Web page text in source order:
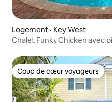
Logement · Key West
Chalet Funky Chicken avec
Coup de cœur voyageurs
Coup de cœur voyageurs